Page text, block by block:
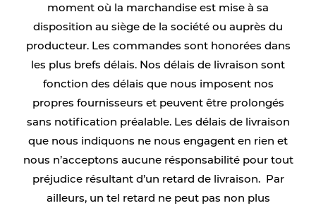
moment où la marchandise est mise à sa
disposition au siège de la société ou auprès du
producteur. Les commandes sont honorées dans
les plus brefs délais. Nos délais de livraison sont
fonction des délais que nous imposent nos
propres fournisseurs et peuvent être prolongés
sans notification préalable. Les délais de livraison
que nous indiquons ne nous engagent en rien et
nous n’acceptons aucune résponsabilité pour tout
préjudice résultant d’un retard de livraison. Par
ailleurs, un tel retard ne peut pas non plus